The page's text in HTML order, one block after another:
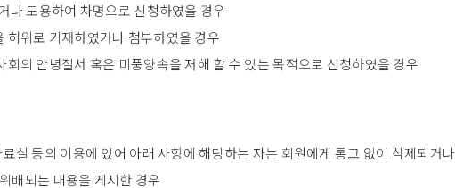
나 도용하여 차명으로 신청하였을 경우
허위로 기재하였거나 첨부하였을 경우
회의 안녕질서 혹은 미풍양속을 저해 할 수 있는 목적으로 신청하였을 경우
실 등의 이용에 있어 아래 사항에 해당하는 자는 회원에게 통고 없이 삭제되거
배되는 내용을 게시한 경우